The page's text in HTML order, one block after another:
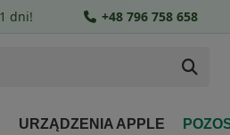
URZĄDZENIA APPLE
dni! +48 796 758 658